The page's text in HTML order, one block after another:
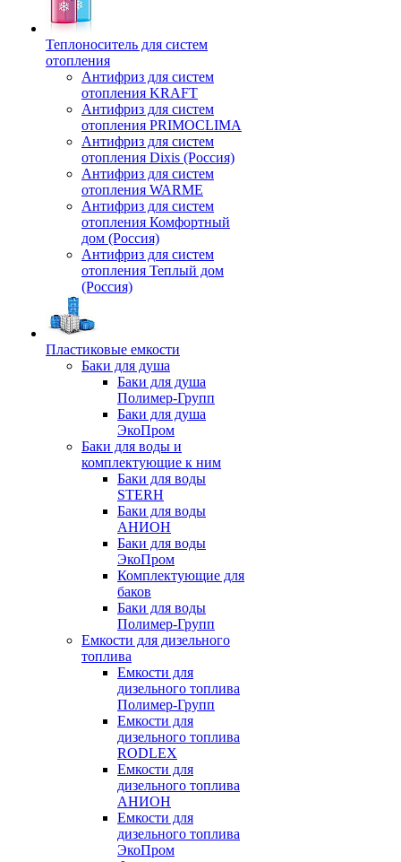
Теплоноситель для систем
отопления
Антифриз для систем
отопления KRAFT
Антифриз для систем
отопления PRIMOCLIMA
Антифриз для систем
отопления Dixis (Россия)
Антифриз для систем
отопления WARME
Антифриз для систем
отопления Комфортный
дом (Россия)
Антифриз для систем
отопления Теплый дом
(Россия)
Пластиковые емкости
Баки для душа
Баки для душа
Полимер-Групп
Баки для душа
ЭкоПром
Баки для воды и
комплектующие к ним
Баки для воды
STERH
Баки для воды
АНИОН
Баки для воды
ЭкоПром
Комплектующие для
баков
Баки для воды
Полимер-Групп
Емкости для дизельного
топлива
Емкости для
дизельного топлива
Полимер-Групп
Емкости для
дизельного топлива
RODLEX
Емкости для
дизельного топлива
АНИОН
Емкости для
дизельного топлива
ЭкоПром